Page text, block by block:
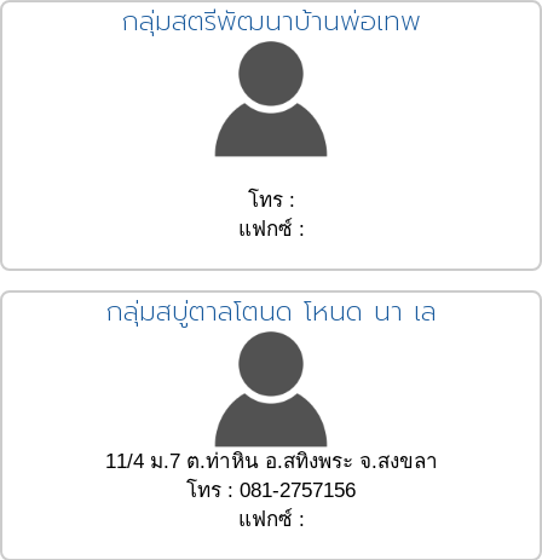
กลุ่มสตรีพัฒนาบ้านพ่อเทพ
โทร :
แฟกซ์ :
กลุ่มสบู่ตาลโตนด โหนด นา เล
11/4 ม.7 ต.ท่าหิน อ.สทิงพระ จ.สงขลา
โทร : 081-2757156
แฟกซ์ :